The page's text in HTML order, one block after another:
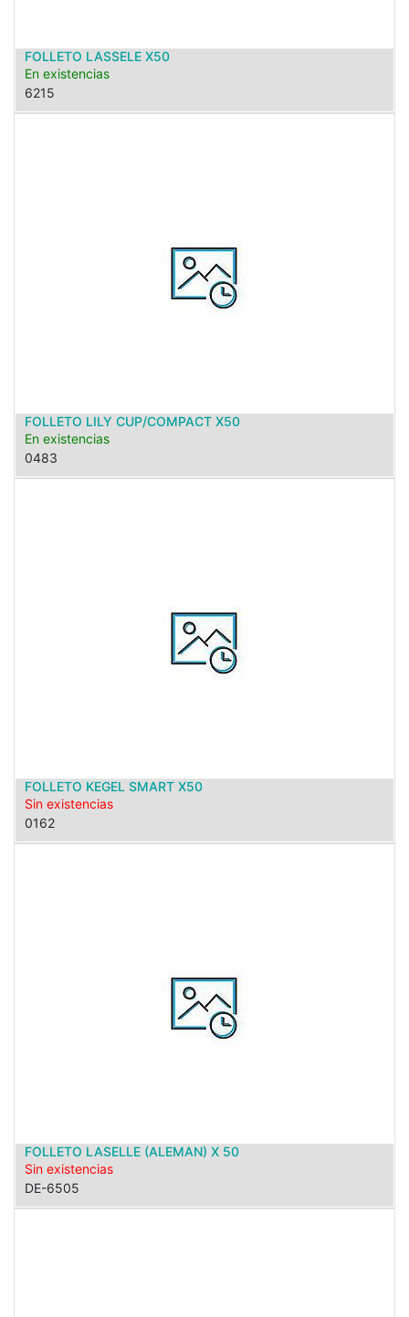
FOLLETO LASSELE X50
En existencias
6215
FOLLETO LILY CUP/COMPACT X50
En existencias
0483
FOLLETO KEGEL SMART X50
Sin existencias
0162
FOLLETO LASELLE (ALEMAN) X 50
Sin existencias
DE-6505